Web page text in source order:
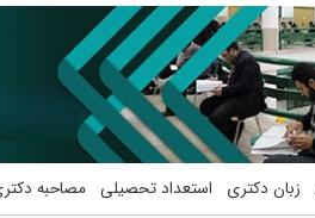
زبان دکتری استعداد تحصیلی مصاحبه